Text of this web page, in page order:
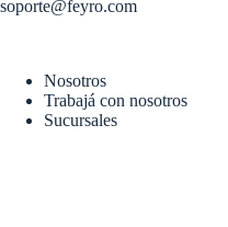
soporte@feyro.com
Nosotros
Trabajá con nosotros
Sucursales